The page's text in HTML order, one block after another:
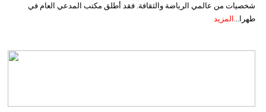
شخصيات من عالمي الرياضة والثقافة. فقد أطلق مكتب المدعي العام في
طهرا... المزيد